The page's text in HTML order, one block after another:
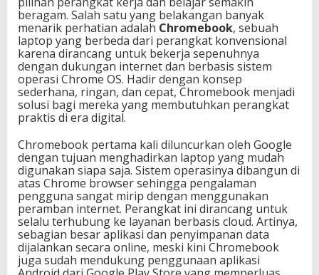
beragam. Salah satu yang belakangan banyak
menarik perhatian adalah Chromebook, sebuah
laptop yang berbeda dari perangkat konvensional
karena dirancang untuk bekerja sepenuhnya
dengan dukungan internet dan berbasis sistem
operasi Chrome OS. Hadir dengan konsep
sederhana, ringan, dan cepat, Chromebook menjadi
solusi bagi mereka yang membutuhkan perangkat
praktis di era digital.
Chromebook pertama kali diluncurkan oleh Google
dengan tujuan menghadirkan laptop yang mudah
digunakan siapa saja. Sistem operasinya dibangun di
atas Chrome browser sehingga pengalaman
pengguna sangat mirip dengan menggunakan
peramban internet. Perangkat ini dirancang untuk
selalu terhubung ke layanan berbasis cloud. Artinya,
sebagian besar aplikasi dan penyimpanan data
dijalankan secara online, meski kini Chromebook
juga sudah mendukung penggunaan aplikasi